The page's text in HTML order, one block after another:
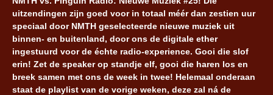
uitzendingen zijn goed voor in totaal méér dan zestien uur
speciaal door NMTH geselecteerde nieuwe muziek uit
binnen- en buitenland, door ons de digitale ether
ingestuurd voor de échte radio-experience. Gooi die slof
erin! Zet de speaker op standje elf, gooi die haren los en
breek samen met ons de week in twee! Helemaal onderaan
staat de playlist van de vorige weken, deze zal ná de